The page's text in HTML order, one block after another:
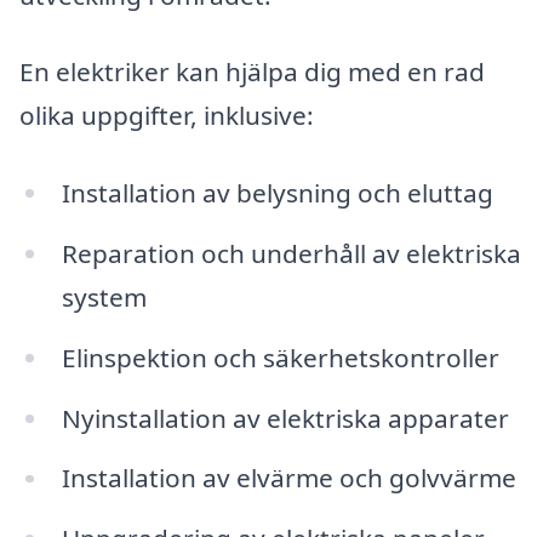
En elektriker kan hjälpa dig med en rad
olika uppgifter, inklusive:
Installation av belysning och eluttag
Reparation och underhåll av elektriska
system
Elinspektion och säkerhetskontroller
Nyinstallation av elektriska apparater
Installation av elvärme och golvvärme